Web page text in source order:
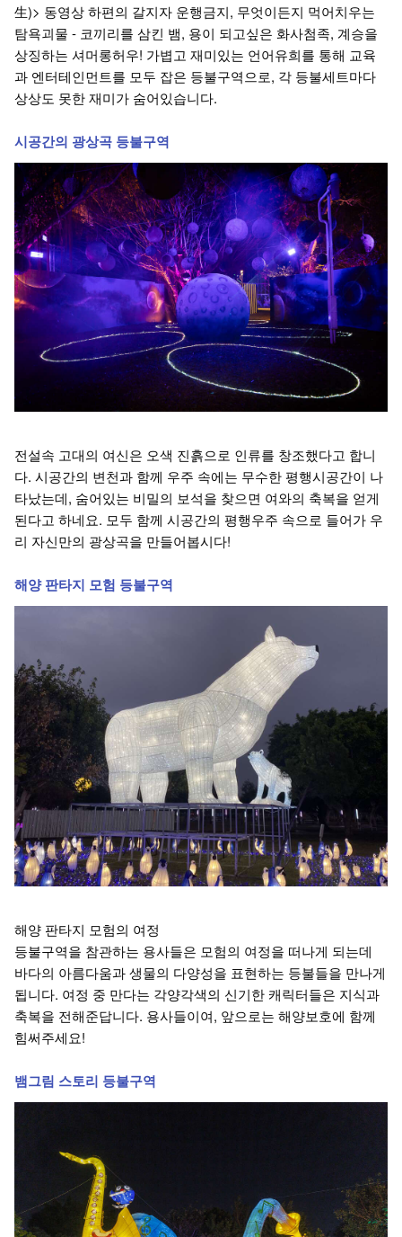
生)> 동영상 하편의 갈지자 운행금지, 무엇이든지 먹어치우는
탐욕괴물 - 코끼리를 삼킨 뱀, 용이 되고싶은 화사첨족, 계승을
상징하는 셔머롱허우! 가볍고 재미있는 언어유희를 통해 교육
과 엔터테인먼트를 모두 잡은 등불구역으로, 각 등불세트마다
상상도 못한 재미가 숨어있습니다.
시공간의 광상곡 등불구역
전설속 고대의 여신은 오색 진흙으로 인류를 창조했다고 합니
다. 시공간의 변천과 함께 우주 속에는 무수한 평행시공간이 나
타났는데, 숨어있는 비밀의 보석을 찾으면 여와의 축복을 얻게
된다고 하네요. 모두 함께 시공간의 평행우주 속으로 들어가 우
리 자신만의 광상곡을 만들어봅시다!
해양 판타지 모험 등불구역
해양 판타지 모험의 여정
등불구역을 참관하는 용사들은 모험의 여정을 떠나게 되는데
바다의 아름다움과 생물의 다양성을 표현하는 등불들을 만나게
됩니다. 여정 중 만다는 각양각색의 신기한 캐릭터들은 지식과
축복을 전해준답니다. 용사들이여, 앞으로는 해양보호에 함께
힘써주세요!
뱀그림 스토리 등불구역